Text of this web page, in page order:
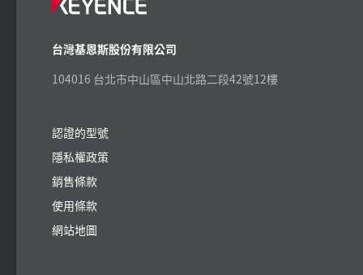
台灣基恩斯股份有限公司
104016 台北市中山區中山北路二段42號12樓
認證的型號
隱私權政策
銷售條款
使用條款
網站地圖